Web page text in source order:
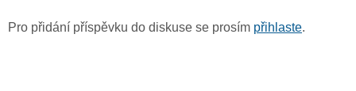
Pro přidání příspěvku do diskuse se prosím přihlaste.